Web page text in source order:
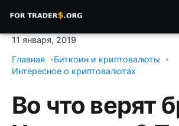
11 января, 2019
Главная
Биткоин и криптовалюты
Интересное о криптовалютах
Во что верят